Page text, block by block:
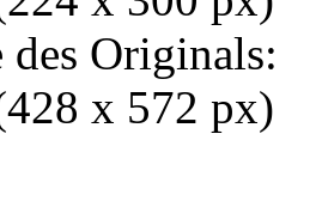
des Originals:
x 572 px)